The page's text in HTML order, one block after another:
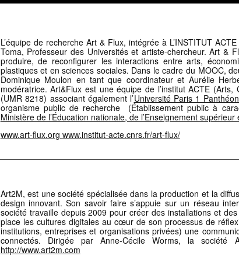
L’équipe de recherche Art & Flux, intégrée à L’INSTITUT
Toma, Professeur des Universités et artiste-chercheur. Art &
produire, de reconfigurer les interactions entre arts,
plastiques et en sciences sociales. Dans le cadre du MOOC,
Dominique Moulon en tant que coordinateur et Aurélie
modératrice. Art&Flux est une équipe de l’institut ACTE
(UMR 8218) associant également l’Université Paris 1
organisme public de recherche (Établissement public à
Ministère de l’Éducation nationale, de l’Enseignement
www.art-flux.org www.institut-acte.cnrs.fr/art-flux/
Art2M, est une société spécialisée dans la production et la
design innovant. Son savoir faire s’appuie sur un réseau
société travaille depuis 2009 pour créer des installations et
place les cultures digitales au cœur de son processus de
institutions, entreprises et organisations privées) une
connectés. Dirigée par Anne-Cécile Worms, la
http://www.art2m.com